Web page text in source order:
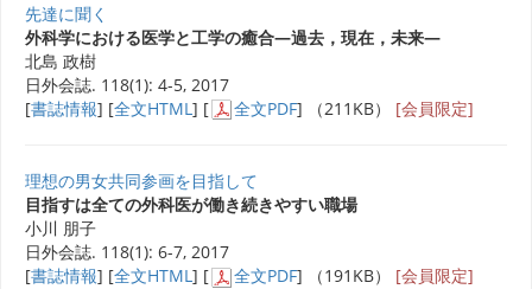
先達に聞く
外科学における医学と工学の癒合―過去，現在，未来―
北島 政樹
日外会誌. 118(1): 4-5, 2017
[書誌情報] [全文HTML ] [ 全文PDF] （211KB） [会員限定]
理想の男女共同参画を目指して
目指すは全ての外科医が働き続きやすい職場
小川 朋子
日外会誌. 118(1): 6-7, 2017
[書誌情報] [全文HTML] [ 全文PDF] （191KB） [会員限定]